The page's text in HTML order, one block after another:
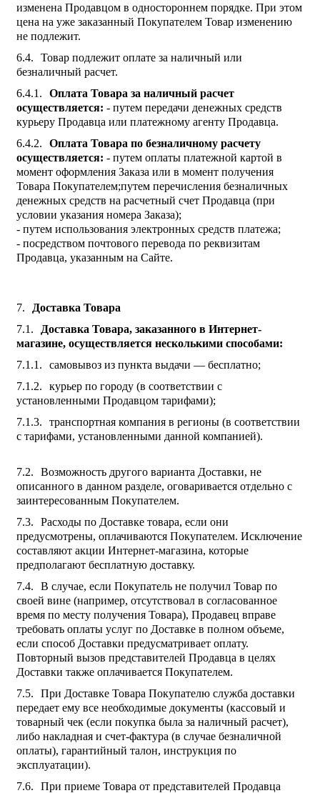
изменена Продавцом в одностороннем порядке. При этом
цена на уже заказанный Покупателем Товар изменению
не подлежит.
Товар подлежит оплате за наличный или
безналичный расчет.
Оплата Товара за наличный расчет
осуществляется: - путем передачи денежных средств
курьеру Продавца или платежному агенту Продавца.
Оплата Товара по безналичному расчету
осуществляется: - путем оплаты платежной картой в
момент оформления Заказа или в момент получения
Товара Покупателем;путем перечисления безналичных
денежных средств на расчетный счет Продавца (при
условии указания номера Заказа);
- путем использования электронных средств платежа;
- посредством почтового перевода по реквизитам
Продавца, указанным на Сайте.
Доставка Товара
Доставка Товара, заказанного в Интернет-
магазине, осуществляется несколькими способами:
самовывоз из пункта выдачи — бесплатно;
курьер по городу (в соответствии с
установленными Продавцом тарифами);
транспортная компания в регионы (в соответствии
с тарифами, установленными данной компанией).
Возможность другого варианта Доставки, не
описанного в данном разделе, оговаривается отдельно с
заинтересованным Покупателем.
Расходы по Доставке товара, если они
предусмотрены, оплачиваются Покупателем. Исключение
составляют акции Интернет-магазина, которые
предполагают бесплатную доставку.
В случае, если Покупатель не получил Товар по
своей вине (например, отсутствовал в согласованное
время по месту получения Товара), Продавец вправе
требовать оплаты услуг по Доставке в полном объеме,
если способ Доставки предусматривает оплату.
Повторный вызов представителей Продавца в целях
Доставки также оплачивается Покупателем.
При Доставке Товара Покупателю служба доставки
передает ему все необходимые документы (кассовый и
товарный чек (если покупка была за наличный расчет),
либо накладная и счет-фактура (в случае безналичной
оплаты), гарантийный талон, инструкция по
эксплуатации).
При приеме Товара от представителей Продавца